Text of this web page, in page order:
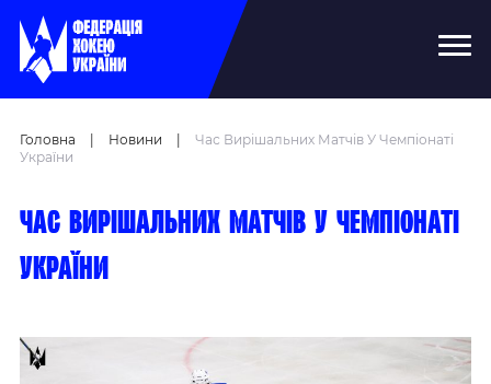
Головна Новини
Час Вирішальних Матчів У Чемпіонаті
України
Час вирішальних матчів у чемпіонаті
України